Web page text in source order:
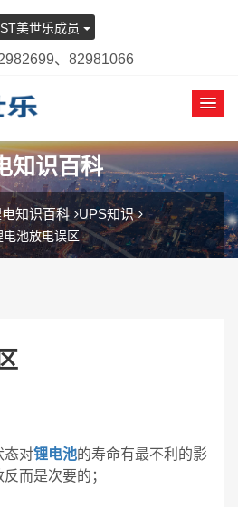
美世乐成员
、82981066
知识百科
知识百科 UPS知识
电池放电误区
态对锂电池的寿命有最不利的影
而是次要的；